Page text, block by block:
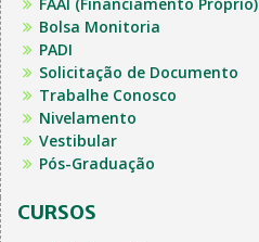
Bolsa Monitoria
PADI
Solicitação de Documento
Trabalhe Conosco
Nivelamento
Vestibular
Pós-Graduação
CURSOS